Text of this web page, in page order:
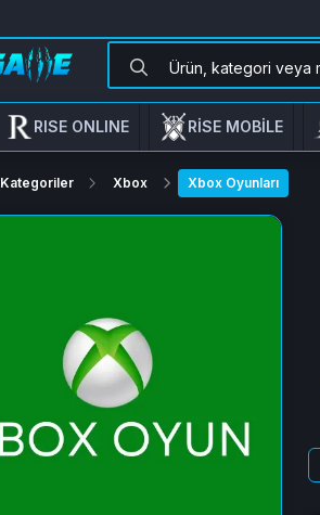
RISE ONLINE RİSE MOBİLE
Kategoriler Xbox Xbox Oyunları